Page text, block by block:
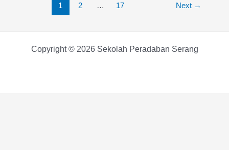
1 2 … 17 Next →
Copyright © 2026 Sekolah Peradaban Serang